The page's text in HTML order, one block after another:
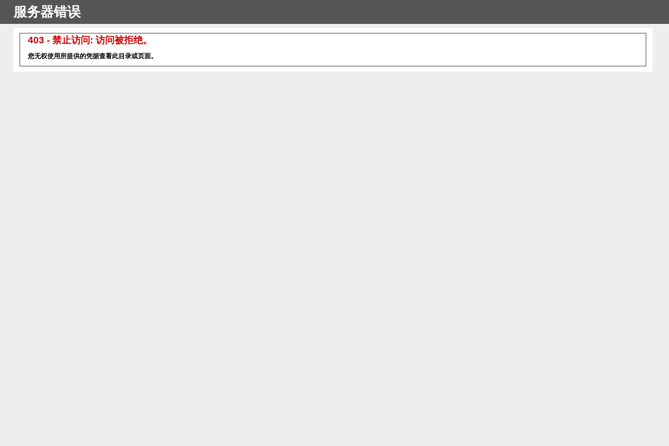
服务器错误
403 - 禁止访问: 访问被拒绝。
您无权使用所提供的凭据查看此目录或页面。